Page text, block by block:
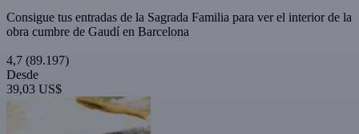
Consigue tus entradas de la Sagrada Familia para ver el interior de la
obra cumbre de Gaudí en Barcelona
4,7 (89.197)
Desde
39,03 US$